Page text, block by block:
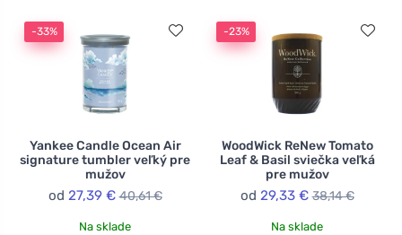
-33%
Yankee Candle Ocean Air
signature tumbler veľký pre
mužov
od 27,39 € 40,61 €
Na sklade
-23%
WoodWick ReNew Tomato
Leaf & Basil sviečka veľká
pre mužov
od 29,33 € 38,14 €
Na sklade